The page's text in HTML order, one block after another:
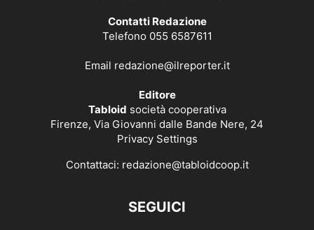
Contatti Redazione
Telefono 055 6587611
Email redazione@ilreporter.it
Editore
Tabloid società cooperativa
Firenze, Via Giovanni dalle Bande Nere, 24
Privacy Settings
Contattaci: redazione@tabloidcoop.it
SEGUICI